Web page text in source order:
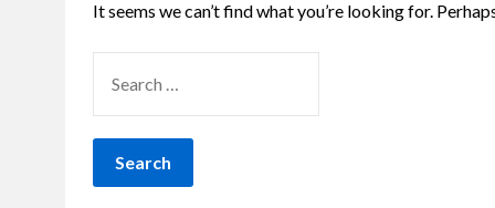
It seems we can’t find what you’re looking for.
FOR: